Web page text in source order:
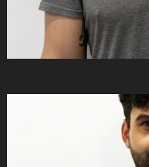
Lic. Javier